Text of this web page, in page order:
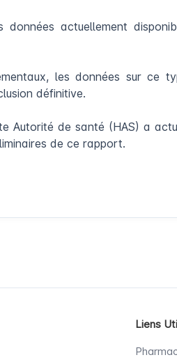
actuellement
les données sur ce
définitive.
Autorité de santé (HAS) a
de ce rapport.
Liens